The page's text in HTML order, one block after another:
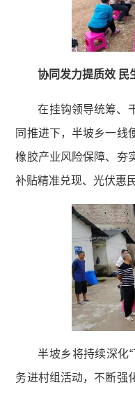
协同发力提质效 民
在挂钩领导统筹、
同推进下，半坡乡一线
橡胶产业风险保障、夯
补贴精准兑现、光伏惠
半坡乡将持续深化
务进村组活动，不断强